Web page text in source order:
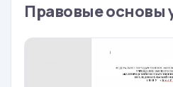
Правовые основы